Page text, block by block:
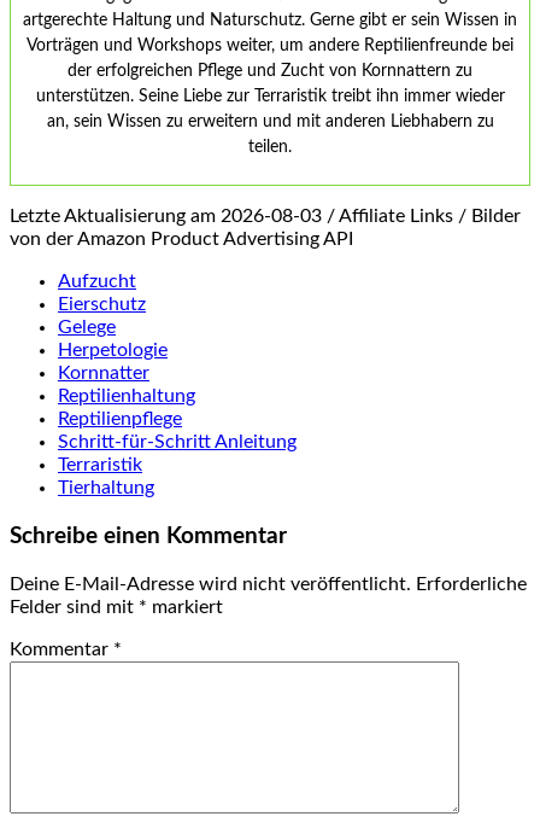
artgerechte Haltung und Naturschutz. Gerne gibt er sein Wissen in
Vorträgen und Workshops weiter, um andere Reptilienfreunde bei
der erfolgreichen Pflege und Zucht von Kornnattern zu
unterstützen. Seine Liebe zur Terraristik treibt ihn immer wieder
an, sein Wissen zu erweitern und mit anderen Liebhabern zu
teilen.
Letzte Aktualisierung am 2026-08-03 / Affiliate Links / Bilder
von der Amazon Product Advertising API
Aufzucht
Eierschutz
Gelege
Herpetologie
Kornnatter
Reptilienhaltung
Reptilienpflege
Schritt-für-Schritt Anleitung
Terraristik
Tierhaltung
Schreibe einen Kommentar
Deine E-Mail-Adresse wird nicht veröffentlicht. Erforderliche
Felder sind mit * markiert
Kommentar *